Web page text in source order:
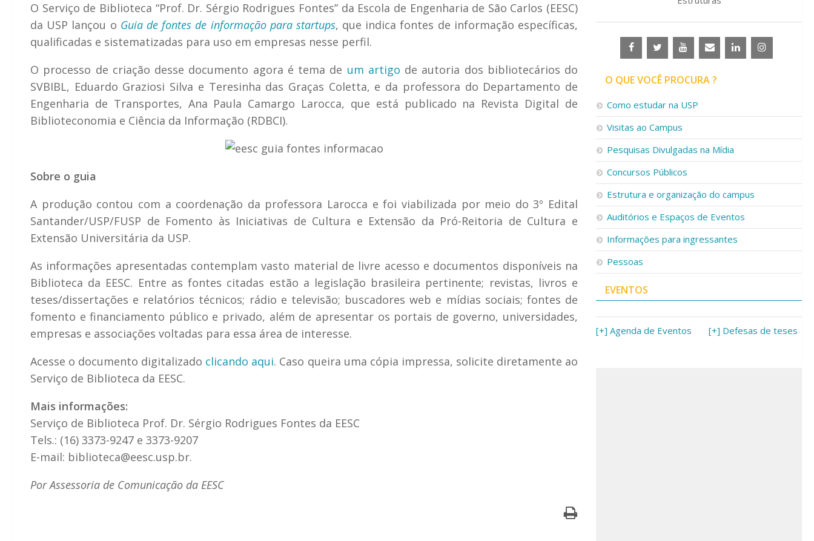
O Serviço de Biblioteca “Prof. Dr. Sérgio Rodrigues Fontes” da Escola de Engenharia de São Carlos (EESC)
da USP lançou o Guia de fontes de informação para startups, que indica fontes de informação específicas,
qualificadas e sistematizadas para uso em empresas nesse perfil.
O processo de criação desse documento agora é tema de um artigo de autoria dos bibliotecários do
SVBIBL, Eduardo Graziosi Silva e Teresinha das Graças Coletta, e da professora do Departamento de
Engenharia de Transportes, Ana Paula Camargo Larocca, que está publicado na Revista Digital de
Biblioteconomia e Ciência da Informação (RDBCI).
Sobre o guia
A produção contou com a coordenação da professora Larocca e foi viabilizada por meio do 3º Edital
Santander/USP/FUSP de Fomento às Iniciativas de Cultura e Extensão da Pró-Reitoria de Cultura e
Extensão Universitária da USP.
As informações apresentadas contemplam vasto material de livre acesso e documentos disponíveis na
Biblioteca da EESC. Entre as fontes citadas estão a legislação brasileira pertinente; revistas, livros e
teses/dissertações e relatórios técnicos; rádio e televisão; buscadores web e mídias sociais; fontes de
fomento e financiamento público e privado, além de apresentar os portais de governo, universidades,
empresas e associações voltadas para essa área de interesse.
Acesse o documento digitalizado clicando aqui. Caso queira uma cópia impressa, solicite diretamente ao
Serviço de Biblioteca da EESC.
Mais informações:
Serviço de Biblioteca Prof. Dr. Sérgio Rodrigues Fontes da EESC
Tels.: (16) 3373-9247 e 3373-9207
E-mail: biblioteca@eesc.usp.br.
Por Assessoria de Comunicação da EESC
O QUE VOCÊ PROCURA ?
Como estudar na USP
Visitas ao Campus
Pesquisas Divulgadas na Mídia
Concursos Públicos
Estrutura e organização do campus
Auditórios e Espaços de Eventos
Informações para ingressantes
Pessoas
EVENTOS
[+] Agenda de Eventos [+] Defesas de teses